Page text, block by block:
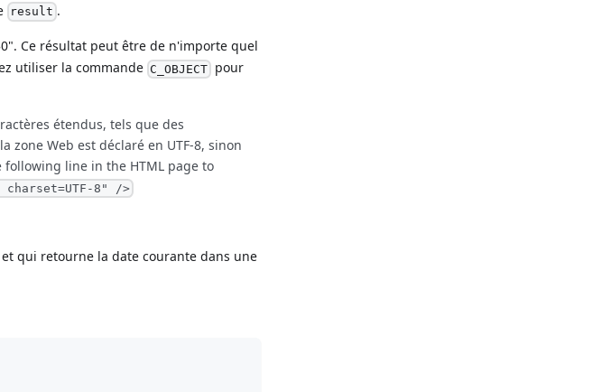
result .
Ce résultat peut être de n'importe quel
utiliser la commande C_OBJECT pour
étendus, tels que des
zone Web est déclaré en UTF-8, sinon
line in the HTML page to
8" />
qui retourne la date courante dans une